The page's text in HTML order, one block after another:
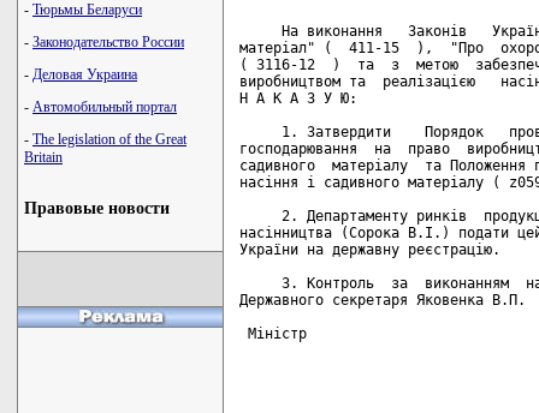
- Тюрьмы Беларуси
- Законодательство России
- Деловая Украина
- Автомобильный портал
- The legislation of the Great
Britain
Правовые новости